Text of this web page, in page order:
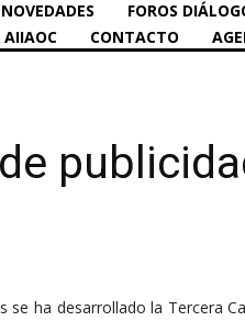
FOROS
AIIAOC CONTACTO
ha desarrollado la Tercera